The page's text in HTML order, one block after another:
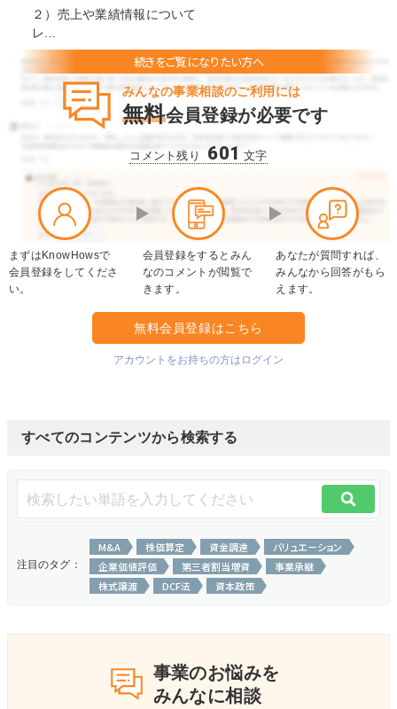
２）売上や業績情報について
レ...
みんなの事業相談のご利用には
無料会員登録が必要です
コメント残り 601 文字
まずはKnowHowsで
会員登録をしてくださ
い。
会員登録をするとみん
なのコメントが閲覧で
きます。
あなたが質問すれば、
みんなから回答がもら
えます。
無料会員登録はこちら
アカウントをお持ちの方はログイン
すべてのコンテンツから検索する
注目のタグ：
M&A 株価算定 資金調達
バリュエーション
企業価値評価
第三者割当増資
事業承継
株式譲渡
DCF法 資本政策
事業のお悩みを
みんなに相談